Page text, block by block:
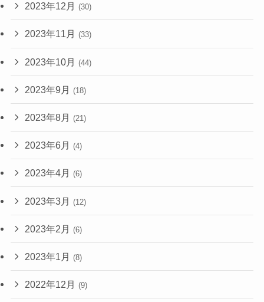
2023年12月 (30)
2023年11月 (33)
2023年10月 (44)
2023年9月 (18)
2023年8月 (21)
2023年6月 (4)
2023年4月 (6)
2023年3月 (12)
2023年2月 (6)
2023年1月 (8)
2022年12月 (9)